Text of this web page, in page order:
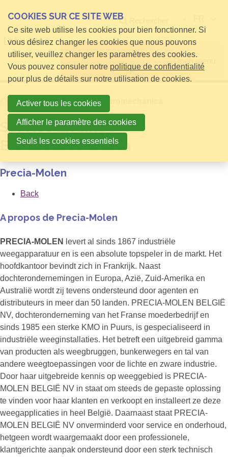
Open menu
HomeService Engineer Elektromechanica
Service Engineer
Elektromechanica
Precia-Molen
Back
A propos de Precia-Molen
PRECIA-MOLEN
levert al sinds 1867 industriële
weegapparatuur en is een absolute topspeler in de markt. Het
hoofdkantoor bevindt zich in Frankrijk. Naast
dochterondernemingen in Europa, Azië, Zuid-Amerika en
Australië wordt zij tevens ondersteund door agenten en
distributeurs in meer dan 50 landen. PRECIA-MOLEN BELGIË
NV, dochteronderneming van het Franse moederbedrijf en
sinds 1985 een sterke KMO in Puurs, is gespecialiseerd in
industriële weeginstallaties. Het betreft een uitgebreid gamma
van producten als weegbruggen, bunkerwegers en tal van
andere weegtoepassingen voor de lichte en zware industrie.
Door haar uitgebreide kennis op weeggebied is PRECIA-
MOLEN BELGIË NV in staat om steeds de gepaste oplossing
te vinden voor haar klanten en verkoopt en installeert ze deze
weegapplicaties in heel België. Daarnaast staat PRECIA-
MOLEN BELGIË NV onverminderd voor service en onderhoud,
hetgeen wordt waargemaakt door een professionele,
klantgerichte aanpak ondersteund door een sterk technisch
COOKIES SUR CE SITE WEB
Ce site web utilise les cookies pour bien fonctionner. Si
vous désirez changer les cookies que nous pouvons
utiliser, veuillez changer les paramètres des cookies.
Vous pouvez consuler notre politique de confidentialité
pour plus de détails sur notre utilisation de cookies.
Activer tous les cookies
Afficher le paramètre des cookies
Seuls les cookies essentiels